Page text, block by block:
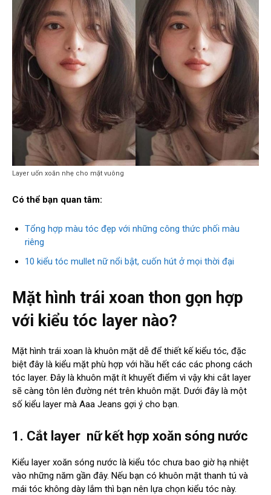
Layer uốn xoăn nhẹ cho mặt vuông
Có thể bạn quan tâm:
Tổng hợp màu tóc đẹp với những công thức phối màu
riêng
10 kiểu tóc mullet nữ nổi bật, cuốn hút ở mọi thời đại
Mặt hình trái xoan thon gọn hợp
với kiểu tóc layer nào?
Mặt hình trái xoan là khuôn mặt dễ để thiết kế kiểu tóc, đặc
biệt đây là kiểu mặt phù hợp với hầu hết các các phong cách
tóc layer. Đây là khuôn mặt ít khuyết điểm vì vậy khi cắt layer
sẽ càng tôn lên đường nét trên khuôn mặt. Dưới đây là một
số kiểu layer mà Aaa Jeans gợi ý cho bạn.
1. Cắt layer nữ kết hợp xoăn sóng nước
Kiểu layer xoăn sóng nước là kiểu tóc chưa bao giờ hạ nhiệt
vào những năm gần đây. Nếu bạn có khuôn mặt thanh tú và
mái tóc không dày lắm thì bạn nên lựa chọn kiểu tóc này.